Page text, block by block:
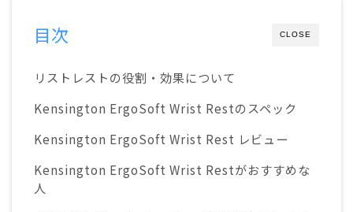
CLOSE
目次
リストレストの役割・効果について
Kensington ErgoSoft Wrist Restのスペック
Kensington ErgoSoft Wrist Rest レビュー
Kensington ErgoSoft Wrist Restがおすすめな
人